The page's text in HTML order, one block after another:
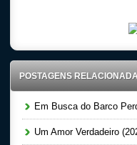
POSTAGENS
Em Busca do Barco
Um Amor Verdadeiro